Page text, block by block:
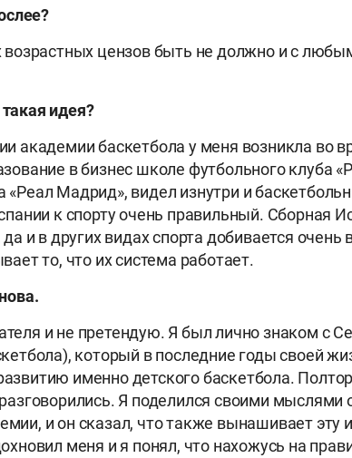
возрастных цензов быть не должно и с
идея?
академии баскетбола у меня возникла во
в бизнес школе футбольного клуба
Мадрид», видел изнутри и
к спорту очень правильный. Сборная
и в других видах спорта добивается очень
то, что их система работает.
и не претендую. Я был лично знаком с
который в последние годы своей
именно детского баскетбола.
Я поделился своими мыслями
и он сказал, что также вынашивает эту
меня и я понял, что нахожусь на